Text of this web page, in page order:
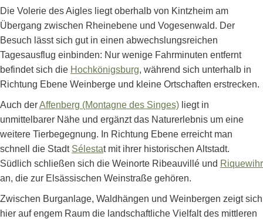
Die Volerie des Aigles liegt oberhalb von Kintzheim am
Übergang zwischen Rheinebene und Vogesenwald. Der
Besuch lässt sich gut in einen abwechslungsreichen
Tagesausflug einbinden: Nur wenige Fahrminuten entfernt
befindet sich die Hochkönigsburg, während sich unterhalb in
Richtung Ebene Weinberge und kleine Ortschaften erstrecken.
Auch derAffenberg (Montagne des Singes) liegt in
unmittelbarer Nähe und ergänzt das Naturerlebnis um eine
weitere Tierbegegnung. In Richtung Ebene erreicht man
schnell die Stadt Sélestat mit ihrer historischen Altstadt.
Südlich schließen sich die Weinorte Ribeauvillé und Riquewihr
an, die zur Elsässischen Weinstraße gehören.
Zwischen Burganlage, Waldhängen und Weinbergen zeigt sich
hier auf engem Raum die landschaftliche Vielfalt des mittleren